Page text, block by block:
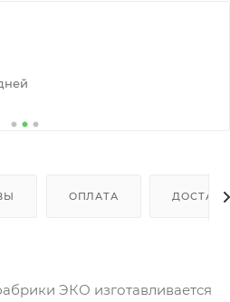
ОПЛАТА
ЭКО изготавливается